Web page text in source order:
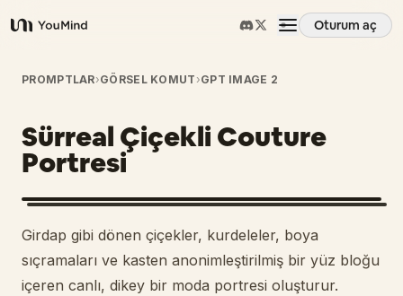
YouMind
Oturum aç
Genel Bakış
Kullanım Senaryoları
Beceriler
İstemler
PROMPTLAR›GÖRSEL KOMUT ›GPT IMAGE 2
Sürreal Çiçekli Couture
Portresi
Girdap gibi dönen çiçekler, kurdeleler, boya
sıçramaları ve kasten anonimleştirilmiş bir yüz bloğu
içeren canlı, dikey bir moda portresi oluşturur.